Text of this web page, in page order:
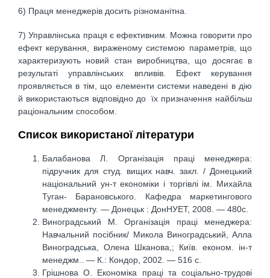
6) Праця менеджерів досить різноманітна.
7) Управлінська праця є ефективним. Можна говорити про
ефект керування, вираженому системою параметрів, що
характеризують новий стан виробництва, що досягає в
результаті управлінських впливів. Ефект керування
проявляється в тім, що елементи системи наведені в дію
й використаються відповідно до їх призначення найбільш
раціональним способом.
Список використаної літератури
Балабанова Л. Організація праці менеджера:
підручник для студ. вищих навч. закл. / Донецький
національний ун-т економіки і торгівлі ім. Михайла
Туган- Барановського. Кафедра маркетингового
менеджменту. — Донецьк : ДонНУЕТ, 2008. — 480c.
Виноградський М. Організація праці менеджера:
Навчальний посібник/ Микола Виноградський, Алла
Виноградська, Олена Шканова,; Київ. економ. ін-т
менеджм.. — К.: Кондор, 2002. — 516 с.
Грішнова О. Економіка праці та соціально-трудові